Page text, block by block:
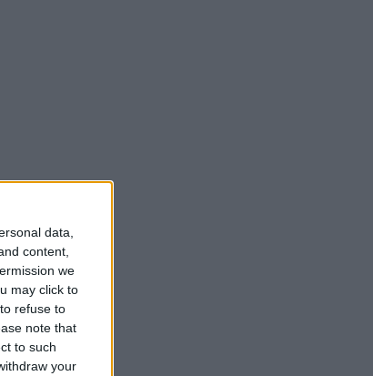
data,
content,
we
may click to
refuse to
note that
to such
your